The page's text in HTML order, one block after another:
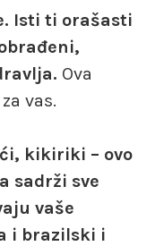
Isti ti orašasti
Ova
vas.
kikiriki – ovo
sadrži sve
vaše
i brazilski i